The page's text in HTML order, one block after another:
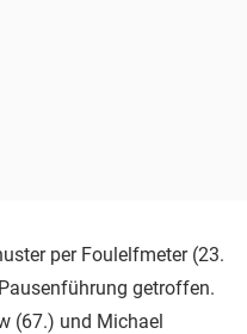
per Foulelfmeter (23.
getroffen.
(67.) und Michael